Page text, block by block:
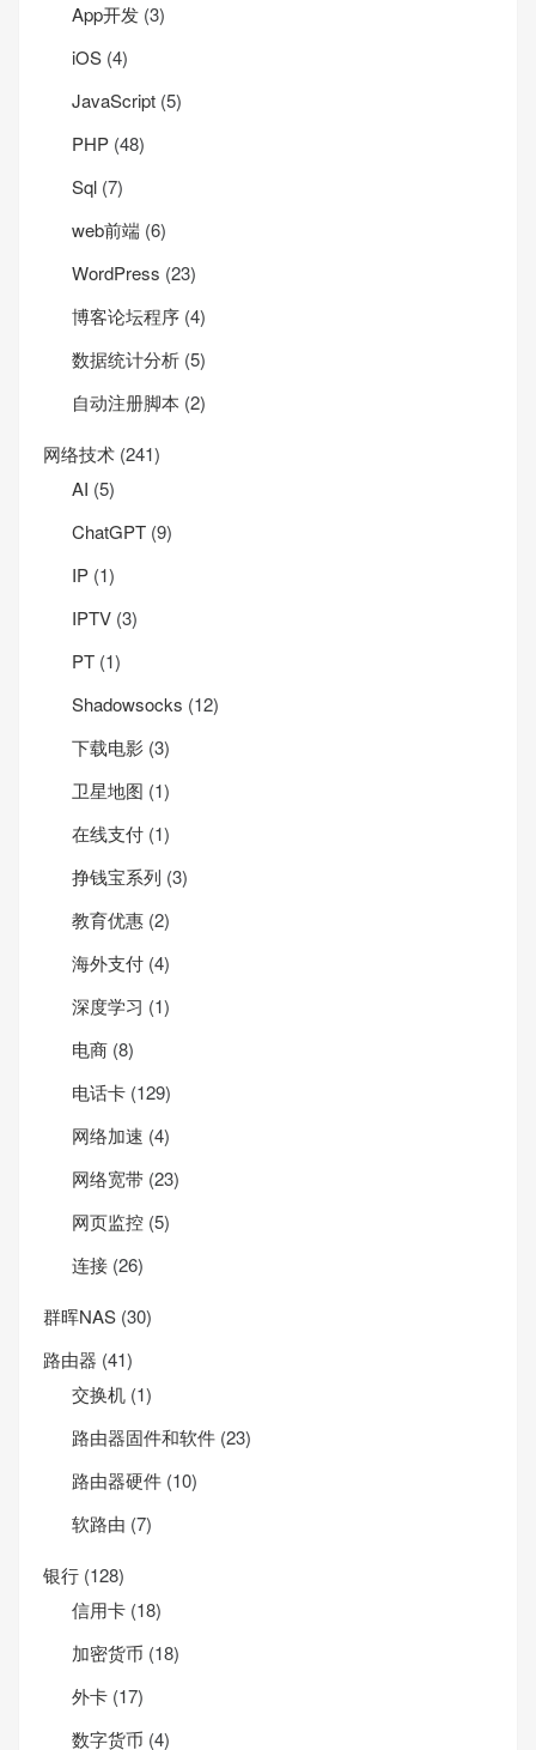
App开发 (3)
iOS (4)
JavaScript (5)
PHP (48)
Sql (7)
web前端 (6)
WordPress (23)
博客论坛程序 (4)
数据统计分析 (5)
自动注册脚本 (2)
网络技术 (241)
AI (5)
ChatGPT (9)
IP (1)
IPTV (3)
PT (1)
Shadowsocks (12)
下载电影 (3)
卫星地图 (1)
在线支付 (1)
挣钱宝系列 (3)
教育优惠 (2)
海外支付 (4)
深度学习 (1)
电商 (8)
电话卡 (129)
网络加速 (4)
网络宽带 (23)
网页监控 (5)
连接 (26)
群晖NAS (30)
路由器 (41)
交换机 (1)
路由器固件和软件 (23)
路由器硬件 (10)
软路由 (7)
银行 (128)
信用卡 (18)
加密货币 (18)
外卡 (17)
数字货币 (4)